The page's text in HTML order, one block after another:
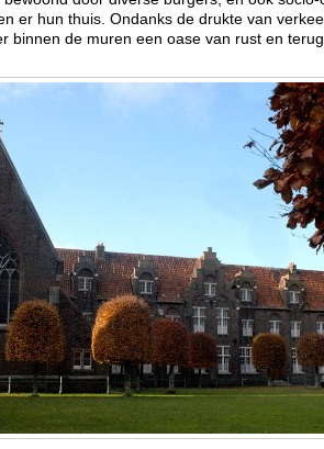
er hun thuis. Ondanks de drukte van
binnen de muren een oase van rust en